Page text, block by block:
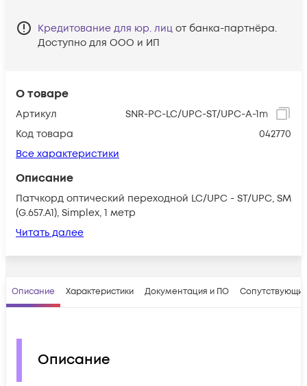
О товаре
Артикул
SNR-PC-LC/UPC-ST/UPC-A-1m
Код товара
042770
Все характеристики
Описание
Патчкорд оптический переходной LC/UPC - ST/UPC, SM
(G.657.A1), Simplex, 1 метр
Читать далее
Кредитование для юр. лиц от банка-партнёра.
Доступно для ООО и ИП
Описание Характеристики Документация и ПО
Описание